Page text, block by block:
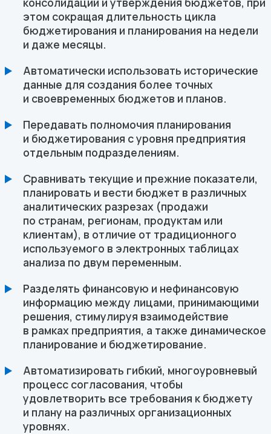
этом сокращая длительность цикла
бюджетирования и планирования на недели
и даже месяцы.
Автоматически использовать исторические
данные для создания более точных
и своевременных бюджетов и планов.
Передавать полномочия планирования
и бюджетирования с уровня предприятия
отдельным подразделениям.
Сравнивать текущие и прежние показатели,
планировать и вести бюджет в различных
аналитических разрезах (продажи
по странам, регионам, продуктам или
клиентам), в отличие от традиционного
используемого в электронных таблицах
анализа по двум переменным.
Разделять финансовую и нефинансовую
информацию между лицами, принимающими
решения, стимулируя взаимодействие
в рамках предприятия, а также динамическое
планирование и бюджетирование.
Автоматизировать гибкий, многоуровневый
процесс согласования, чтобы
удовлетворить все требования к бюджету
и плану на различных организационных
уровнях.